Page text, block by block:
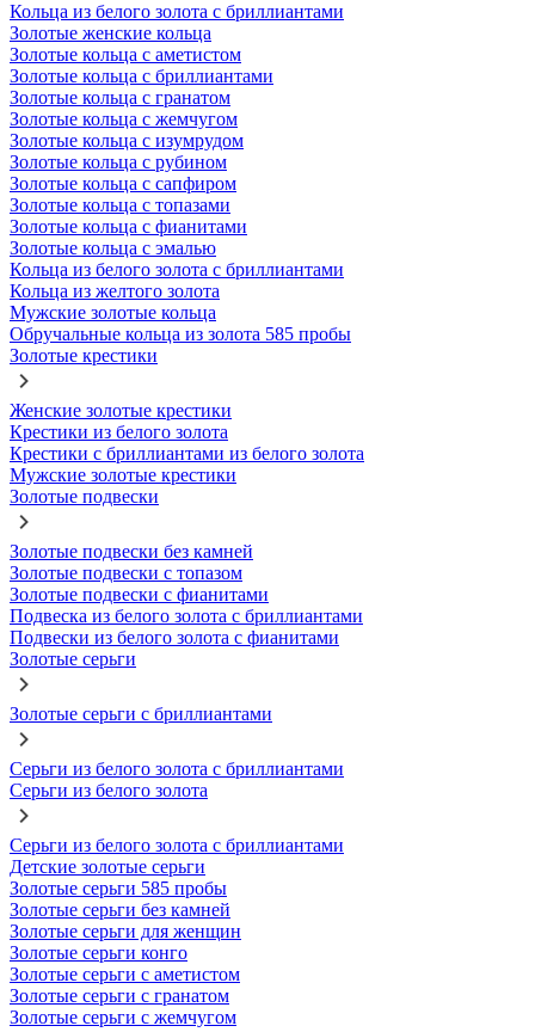
Кольца из белого золота с бриллиантами
Золотые женские кольца
Золотые кольца с аметистом
Золотые кольца с бриллиантами
Золотые кольца с гранатом
Золотые кольца с жемчугом
Золотые кольца с изумрудом
Золотые кольца с рубином
Золотые кольца с сапфиром
Золотые кольца с топазами
Золотые кольца с фианитами
Золотые кольца с эмалью
Кольца из белого золота с бриллиантами
Кольца из желтого золота
Мужские золотые кольца
Обручальные кольца из золота 585 пробы
Золотые крестики
Женские золотые крестики
Крестики из белого золота
Крестики с бриллиантами из белого золота
Мужские золотые крестики
Золотые подвески
Золотые подвески без камней
Золотые подвески с топазом
Золотые подвески с фианитами
Подвеска из белого золота с бриллиантами
Подвески из белого золота с фианитами
Золотые серьги
Золотые серьги с бриллиантами
Серьги из белого золота с бриллиантами
Серьги из белого золота
Серьги из белого золота с бриллиантами
Детские золотые серьги
Золотые серьги 585 пробы
Золотые серьги без камней
Золотые серьги для женщин
Золотые серьги конго
Золотые серьги с аметистом
Золотые серьги с гранатом
Золотые серьги с жемчугом